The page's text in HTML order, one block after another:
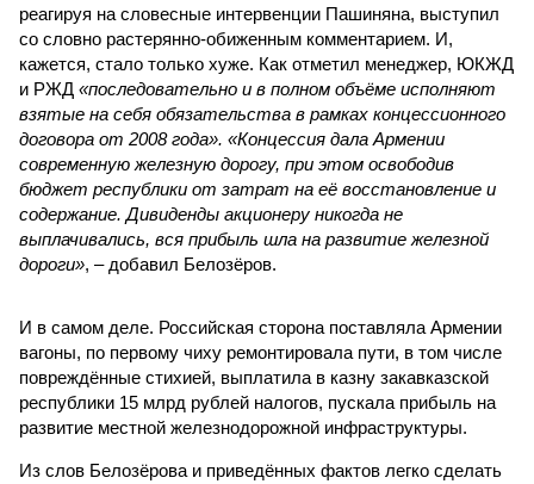
реагируя на словесные интервенции Пашиняна, выступил
со словно растерянно-обиженным комментарием. И,
кажется, стало только хуже. Как отметил менеджер, ЮКЖД
и РЖД «последовательно и в полном объёме исполняют
взятые на себя обязательства в рамках концессионного
договора от 2008 года». «Концессия дала Армении
современную железную дорогу, при этом освободив
бюджет республики от затрат на её восстановление и
содержание. Дивиденды акционеру никогда не
выплачивались, вся прибыль шла на развитие железной
дороги», – добавил Белозёров.
И в самом деле. Российская сторона поставляла Армении
вагоны, по первому чиху ремонтировала пути, в том числе
повреждённые стихией, выплатила в казну закавказской
республики 15 млрд рублей налогов, пускала прибыль на
развитие местной железнодорожной инфраструктуры.
Из слов Белозёрова и приведённых фактов легко сделать